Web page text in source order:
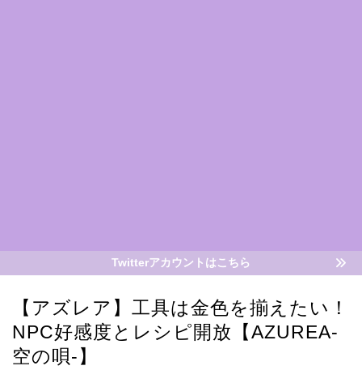
Twitterアカウントはこちら
【アズレア】工具は金色を揃えたい！
NPC好感度とレシピ開放【AZUREA-
空の唄-】